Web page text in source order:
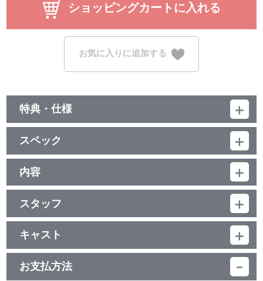
ショッピングカートに入れる
お気に入りに追加する
特典・仕様
特典
■映像特典ディスク
・キミと振り返らないと！第1回“打ち明け話会”編
（本編／スタッフも愛を語らないと！）
・キミと振り返らないと！第2回“未完成な僕ら”編
（本編／スタッフも愛を語らないと！）
・ノンテロップOP
・#08ノンテロップED「未完成な僕ら」
■名場面ブロマイド
■特製ブックレット
音声特典
スペック
品番：BCXA-1675
ジャンル：TVアニメ
（本編ﾃﾞｨｽｸ：72分+特典ﾃﾞｨｽｸ：117分）
本編ﾃﾞｨｽｸ：ﾘﾆｱPCM(ｽﾃﾚｵ)／AVC／BD25G／16:9<1080p High
Definition>
特典ﾃﾞｨｽｸ：ﾘﾆｱPCM(ｽﾃﾚｵ)／AVC／BD50G／16:9<1080p High
Definition>・一部16:9<1080i High Definition>／カラー
内容
制作年度：2021年
【3話収録】
■#07「接触」
久しぶりに現場復帰した紡と共に、晴れやかな気持ちで仕事に向
かうIDOLiSH7。壮五はテレビ局で虎於と遭遇するが、大企業の子
息である二人は以前からの知り合いだった。家の事情を知る虎於か
ら、触れられたくない部分を突かれる壮五。一方、一織と環が通う
学校では、転校生の亥清悠が二人に挑発的な態度をとっていた。そ
スタッフ
#07 脚本：冨田頼子／絵コンテ：林 宏樹／演出：工藤寛顕／総作
画監督：サトウミチオ・奥田 淳／作画監督：國井実可子・水野友美
子・菊地功一・飯飼一幸／ライブパート絵コンテ・演出：別所誠人
／ライブパート作画監督：奥田 淳・立川聖治
#08 脚本：冨田頼子／絵コンテ：あおきえい／演出：下平佑一／
総作画監督：サトウミチオ・奥田 淳／作画監督：松本昌子・立川聖
キャスト
和泉一織：増田俊樹／二階堂大和：白井悠介／和泉三月：代永 翼／
四葉 環：KENN／逢坂壮五：阿部 敦／六弥ナギ：江口拓也／七瀬
陸：小野賢章／小鳥遊音晴：千葉進歩／大神万理：興津和幸／小鳥
お支払方法